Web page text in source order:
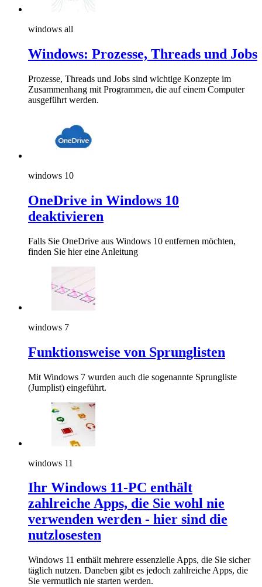
windows all
Windows: Prozesse, Threads und Jobs
Prozesse, Threads und Jobs sind wichtige Konzepte im
Zusammenhang mit Programmen, die auf einem Computer
ausgeführt werden.
windows 10
OneDrive in Windows 10
deaktivieren
Falls Sie OneDrive aus Windows 10 entfernen möchten,
finden Sie hier eine Anleitung
windows 7
Funktionsweise von Sprunglisten
Mit Windows 7 wurden auch die sogenannte Sprungliste
(Jumplist) eingeführt.
windows 11
Ihr Windows 11-PC enthält
zahlreiche Apps, die Sie wohl nie
verwenden werden - hier sind die
nutzlosesten
Windows 11 enthält mehrere essenzielle Apps, die Sie sicher
täglich nutzen. Daneben gibt es jedoch zahlreiche Apps, die
Sie vermutlich nie starten werden.